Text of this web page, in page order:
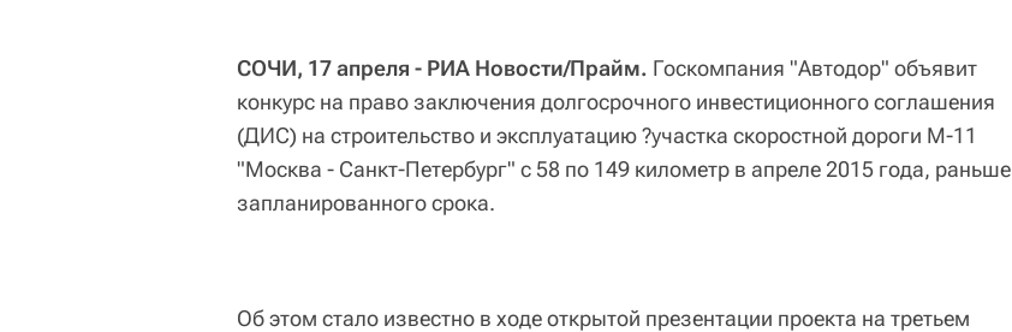
СОЧИ, 17 апреля - РИА Новости/Прайм. Госкомпания "Автодор" объявит
конкурс на право заключения долгосрочного инвестиционного соглашения
(ДИС) на строительство и эксплуатацию ?участка скоростной дороги М-11
"Москва - Санкт-Петербург" с 58 по 149 километр в апреле 2015 года, раньше
запланированного срока.
Об этом стало известно в ходе открытой презентации проекта на третьем